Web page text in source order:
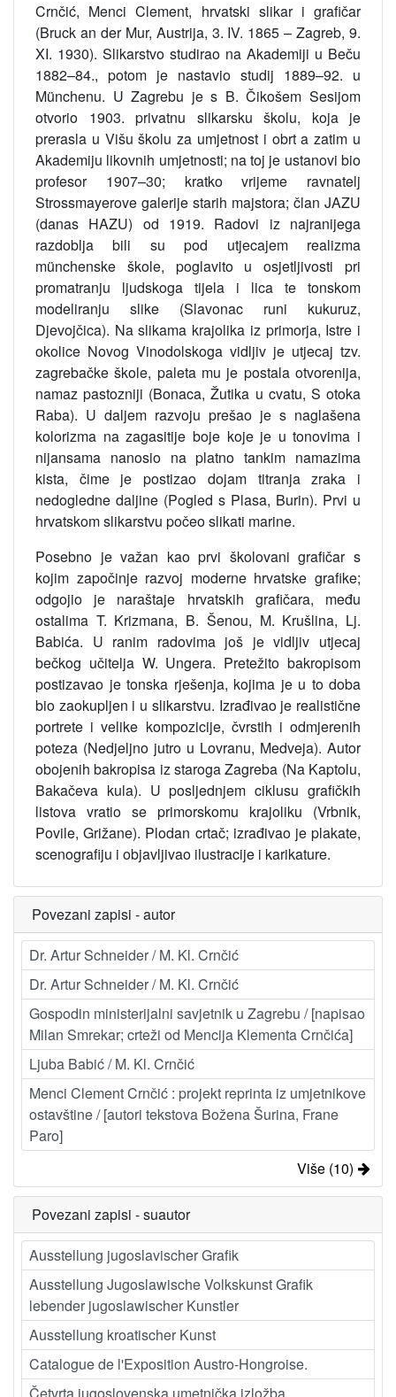
Crnčić, Menci Clement, hrvatski slikar i grafičar
(Bruck an der Mur, Austrija, 3. IV. 1865 – Zagreb, 9.
XI. 1930). Slikarstvo studirao na Akademiji u Beču
1882–84., potom je nastavio studij 1889–92. u
Münchenu. U Zagrebu je s B. Čikošem Sesijom
otvorio 1903. privatnu slikarsku školu, koja je
prerasla u Višu školu za umjetnost i obrt a zatim u
Akademiju likovnih umjetnosti; na toj je ustanovi bio
profesor 1907–30; kratko vrijeme ravnatelj
Strossmayerove galerije starih majstora; član JAZU
(danas HAZU) od 1919. Radovi iz najranijega
razdoblja bili su pod utjecajem realizma
münchenske škole, poglavito u osjetljivosti pri
promatranju ljudskoga tijela i lica te tonskom
modeliranju slike (Slavonac runi kukuruz,
Djevojčica). Na slikama krajolika iz primorja, Istre i
okolice Novog Vinodolskoga vidljiv je utjecaj tzv.
zagrebačke škole, paleta mu je postala otvorenija,
namaz pastozniji (Bonaca, Žutika u cvatu, S otoka
Raba). U daljem razvoju prešao je s naglašena
kolorizma na zagasitije boje koje je u tonovima i
nijansama nanosio na platno tankim namazima
kista, čime je postizao dojam titranja zraka i
nedogledne daljine (Pogled s Plasa, Burin). Prvi u
hrvatskom slikarstvu počeo slikati marine.
Posebno je važan kao prvi školovani grafičar s
kojim započinje razvoj moderne hrvatske grafike;
odgojio je naraštaje hrvatskih grafičara, među
ostalima T. Krizmana, B. Šenou, M. Krušlina, Lj.
Babića. U ranim radovima još je vidljiv utjecaj
bečkog učitelja W. Ungera. Pretežito bakropisom
postizavao je tonska rješenja, kojima je u to doba
bio zaokupljen i u slikarstvu. Izrađivao je realistične
portrete i velike kompozicije, čvrstih i odmjerenih
poteza (Nedjeljno jutro u Lovranu, Medveja). Autor
obojenih bakropisa iz staroga Zagreba (Na Kaptolu,
Bakačeva kula). U posljednjem ciklusu grafičkih
listova vratio se primorskomu krajoliku (Vrbnik,
Povile, Grižane). Plodan crtač; izrađivao je plakate,
scenografiju i objavljivao ilustracije i karikature.
Povezani zapisi - autor
Dr. Artur Schneider / M. Kl. Crnčić
Dr. Artur Schneider / M. Kl. Crnčić
Gospodin ministerijalni savjetnik u Zagrebu / [napisao
Milan Smrekar; crteži od Mencija Klementa Crnčića]
Ljuba Babić / M. Kl. Crnčić
Menci Clement Crnčić : projekt reprinta iz umjetnikove
ostavštine / [autori tekstova Božena Šurina, Frane
Paro]
Više (10)
Povezani zapisi - suautor
Ausstellung jugoslavischer Grafik
Ausstellung Jugoslawische Volkskunst Grafik
lebender jugoslawischer Kunstler
Ausstellung kroatischer Kunst
Catalogue de l'Exposition Austro-Hongroise.